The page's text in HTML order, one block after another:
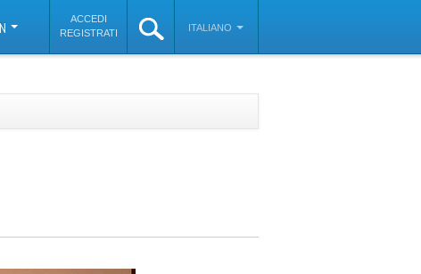
ACCEDI
REGISTRATI
ITALIANO